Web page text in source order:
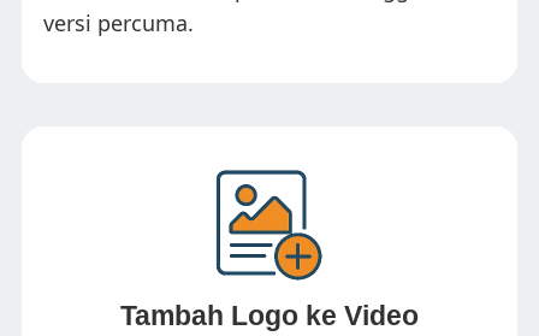
versi percuma.
Tambah Logo ke Video